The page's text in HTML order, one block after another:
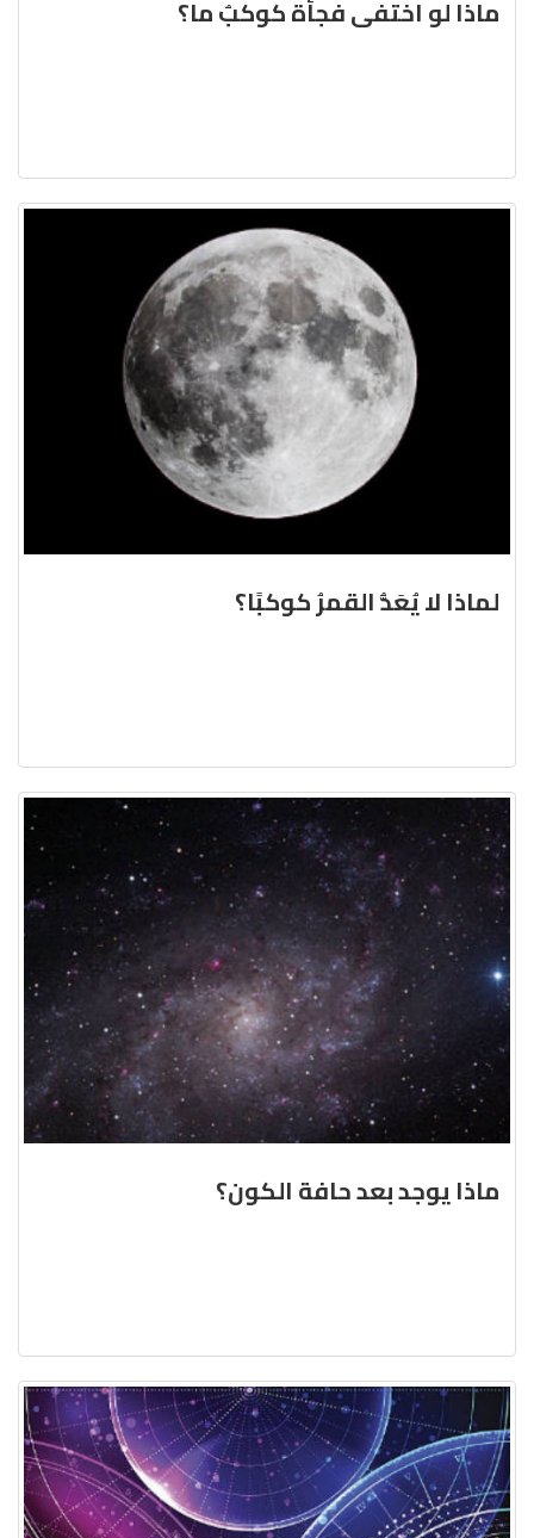
ماذا لو اختفى فجأة كوكبٌ ما؟
لماذا لا يُعَدُّ القمرُ كوكبًا؟
ماذا يوجد بعد حافة الكون؟